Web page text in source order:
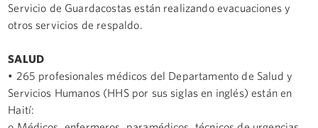
Servicio de Guardacostas están realizando evacuaciones y
otros servicios de respaldo.
SALUD
• 265 profesionales médicos del Departamento de Salud y
Servicios Humanos (HHS por sus siglas en inglés) están en
Haití: